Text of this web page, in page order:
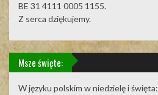
BE 31 4111 0005 1155.
Z serca dziękujemy.
Msze święte:
W języku polskim w niedzielę i święta: